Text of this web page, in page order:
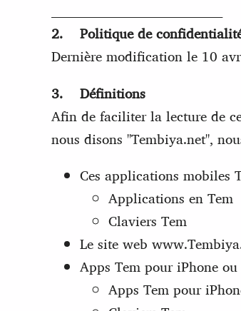
2. Politique de
Dernière modification le 10
3. Définitions
Afin de faciliter la lecture de
nous disons "Tembiya.net",
Ces applications mobiles
Applications en Tem
Claviers Tem
Le site web
Apps Tem pour iPhone
Apps Tem pour